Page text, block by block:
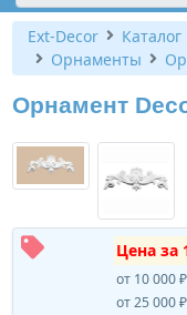
Ext-Decor Каталог
Орнаменты
Орнамент
Цена за
от 10 000
от 25 000